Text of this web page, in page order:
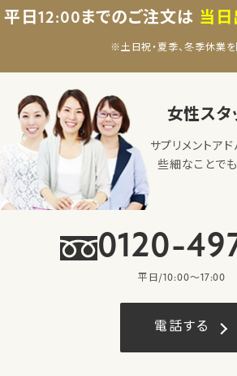
平日12:00までのご注文は 当日
※土日祝・夏季、冬季休業を
女性スタ
サプリメントア
些細なことで
0120-
平日/10:00〜17:00
電話する